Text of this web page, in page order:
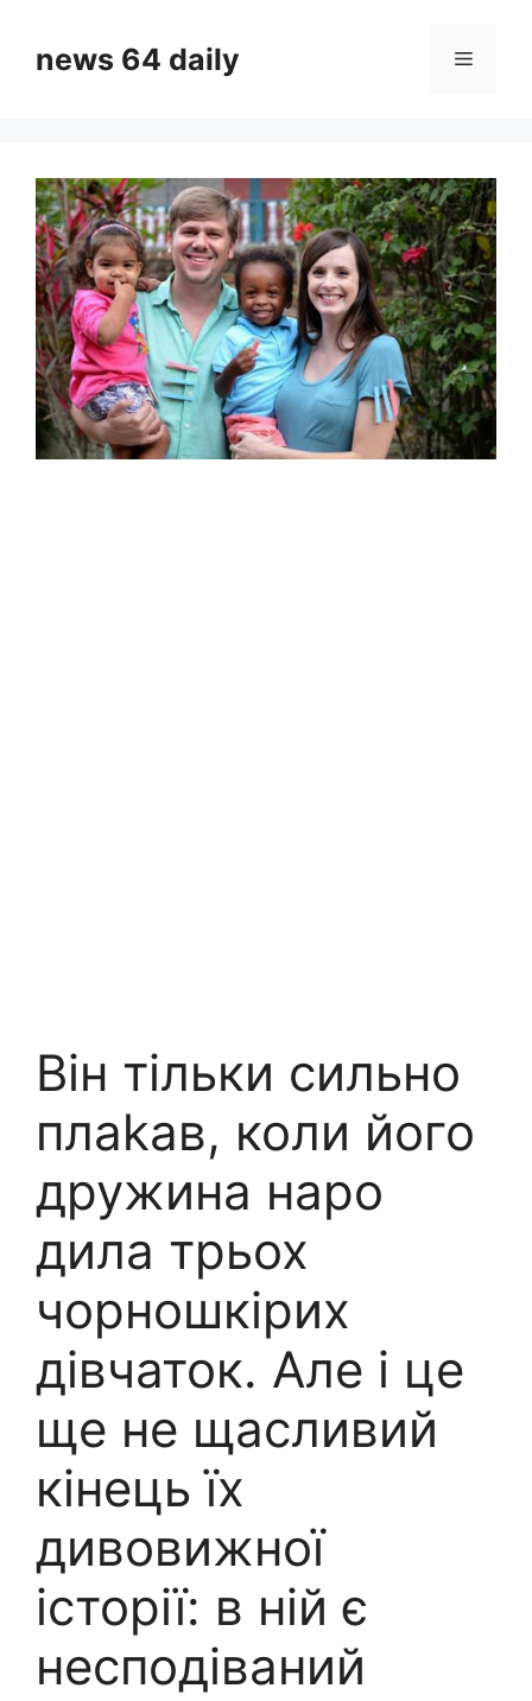
contentnews 64 daily Menu
Він тільки сильно
плаkав, коли його
дружина наро
дила трьох
чорношкірих
дівчаток. Але і це
ще не щасливий
кінець їх
дивовижної
історії: в ній є
несподіваний